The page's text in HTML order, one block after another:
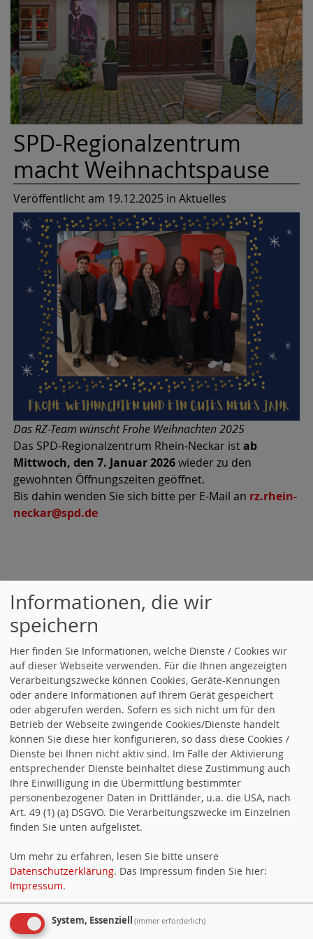
SPD-Regionalzentrum
macht Weihnachtspause
Veröffentlicht am 19.12.2025 in Aktuelles
Das RZ-Team wünscht Frohe Weihnachten 2025
Das SPD-Regionalzentrum Rhein-Neckar istab
Mittwoch, den 7. Januar 2026wieder zu den
gewohnten Öffnungszeiten geöffnet.
Bis dahin wenden Sie sich bitte per E-Mail an rz.rhein-
neckar@spd.de
Wir wünschen ein frohes Weihnachtsfest und alles
Gute für 2026!
«Unser Wahlprogramm für Baden-Württemberg –
Weil es um Dich geht!
Andreas Stoch: „Guter Tag für alle, die jeden Tag
arbeiten gehen.“
Jetzt Mitglied werden
Informationen, die wir
speichern
Hier finden Sie Informationen, welche Dienste / Cookies wir
auf dieser Webseite verwenden. Für die Ihnen angezeigten
Verarbeitungszwecke können Cookies, Geräte-Kennungen
oder andere Informationen auf Ihrem Gerät gespeichert
oder abgerufen werden. Sofern es sich nicht um für den
Betrieb der Webseite zwingende Cookies/Dienste handelt
können Sie diese hier konfigurieren, so dass diese Cookies /
Dienste bei Ihnen nicht aktiv sind. Im Falle der Aktivierung
entsprechender Dienste beinhaltet diese Zustimmung auch
Ihre Einwilligung in die Übermittlung bestimmter
personenbezogener Daten in Drittländer, u.a. die USA, nach
Art. 49 (1) (a) DSGVO. Die Verarbeitungszwecke im Einzelnen
finden Sie unten aufgelistet.
Um mehr zu erfahren, lesen Sie bitte unsere
Datenschutzerklärung. Das Impressum finden Sie hier:
Impressum.
System, Essenziell (immer erforderlich)